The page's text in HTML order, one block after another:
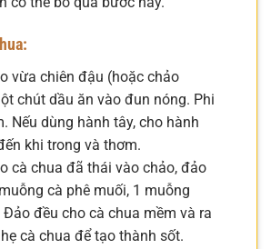
vừa chiên đậu (hoặc chảo
chút dầu ăn vào đun nóng. Phi
Nếu dùng hành tây, cho hành
khi trong và thơm.
cà chua đã thái vào chảo, đảo
cà phê muối, 1 muỗng
đều cho cà chua mềm và ra
cà chua để tạo thành sốt.